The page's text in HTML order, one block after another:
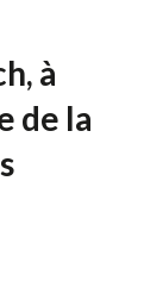
à
de la